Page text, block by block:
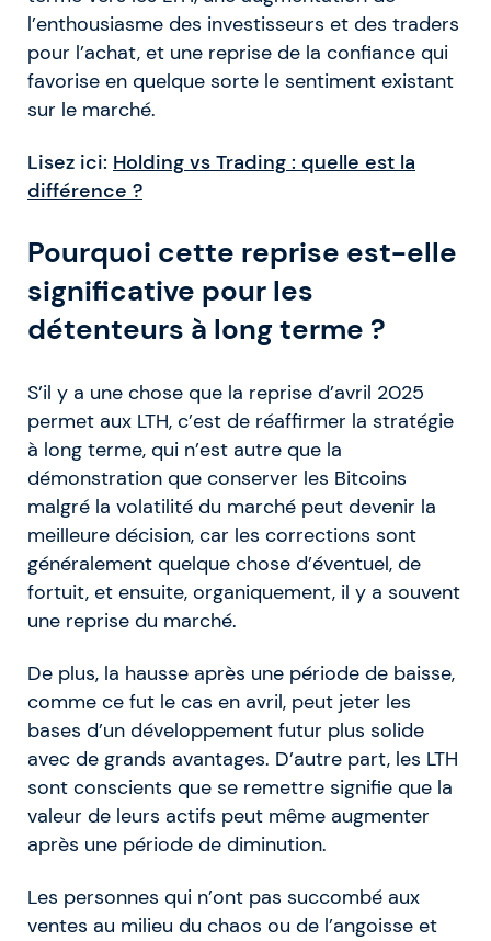
l’enthousiasme des investisseurs et des traders
pour l’achat, et une reprise de la confiance qui
favorise en quelque sorte le sentiment existant
sur le marché.
Lisez ici: Holding vs Trading : quelle est la
différence ?
Pourquoi cette reprise est-elle
significative pour les
détenteurs à long terme ?
S’il y a une chose que la reprise d’avril 2025
permet aux LTH, c’est de réaffirmer la stratégie
à long terme, qui n’est autre que la
démonstration que conserver les Bitcoins
malgré la volatilité du marché peut devenir la
meilleure décision, car les corrections sont
généralement quelque chose d’éventuel, de
fortuit, et ensuite, organiquement, il y a souvent
une reprise du marché.
De plus, la hausse après une période de baisse,
comme ce fut le cas en avril, peut jeter les
bases d’un développement futur plus solide
avec de grands avantages. D’autre part, les LTH
sont conscients que se remettre signifie que la
valeur de leurs actifs peut même augmenter
après une période de diminution.
Les personnes qui n’ont pas succombé aux
ventes au milieu du chaos ou de l’angoisse et